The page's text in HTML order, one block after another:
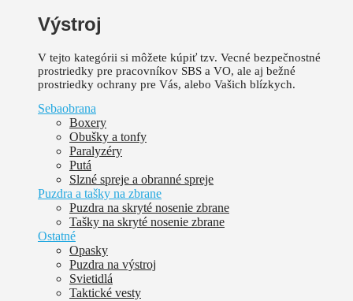
Výstroj
V tejto kategórii si môžete kúpiť tzv. Vecné bezpečnostné
prostriedky pre pracovníkov SBS a VO, ale aj bežné
prostriedky ochrany pre Vás, alebo Vašich blízkych.
Sebaobrana
Boxery
Obušky a tonfy
Paralyzéry
Putá
Slzné spreje a obranné spreje
Puzdra a tašky na zbrane
Puzdra na skryté nosenie zbrane
Tašky na skryté nosenie zbrane
Ostatné
Opasky
Puzdra na výstroj
Svietidlá
Taktické vesty